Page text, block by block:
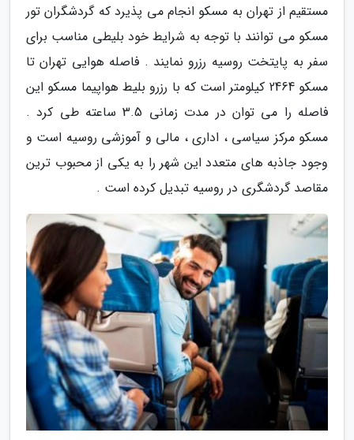
مستقیم از تهران به مسکو انجام می پذیرد که گردشگران تور
مسکو می توانند با توجه به شرایط خود بلیطی مناسب برای
سفر به پایتخت روسیه رزرو نمایند . فاصله هوایی تهران تا
مسکو 2464 کیلومتر است که با رزرو بلیط هواپیما مسکو این
فاصله را می توان در مدت زمانی 3.5 ساعته طی کرد .
مسکو مرکز سیاسی ، اداری ، مالی و آموزشی روسیه است و
وجود جاذبه های متعدد این شهر را به یکی از محبوب ترین
مقاصد گردشگری در روسیه تبدیل کرده است .